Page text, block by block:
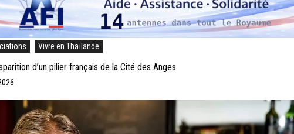
Vivre en Thaïlande
d’un pilier français de la Cité des Anges